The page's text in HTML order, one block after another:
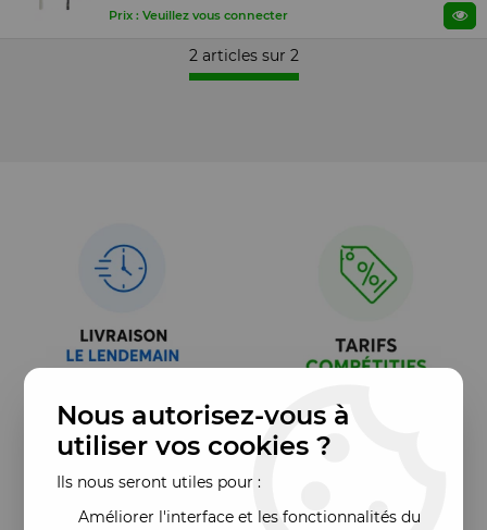
Prix : Veuillez vous connecter
2 articles sur 2
Nous autorisez-vous à
utiliser vos cookies ?
Ils nous seront utiles pour :
Améliorer l'interface et les fonctionnalités du